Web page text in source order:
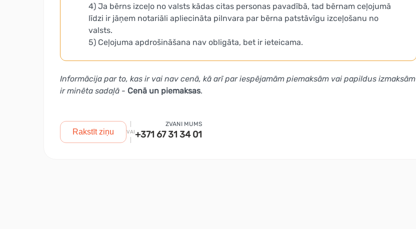
4) Ja bērns izceļo no valsts kādas citas personas pavadībā, tad bērnam ceļojumā
līdzi ir jāņem notariāli apliecināta pilnvara par bērna patstāvīgu izceļošanu no
valsts.
5) Ceļojuma apdrošināšana nav obligāta, bet ir ieteicama.
Informācija par to, kas ir vai nav cenā, kā arī par iespējamām piemaksām vai papildus izmaksām
ir minēta sadaļā - Cenā un piemaksas.
Rakstīt ziņu VAI
ZVANI MUMS
+371 67 31 34 01